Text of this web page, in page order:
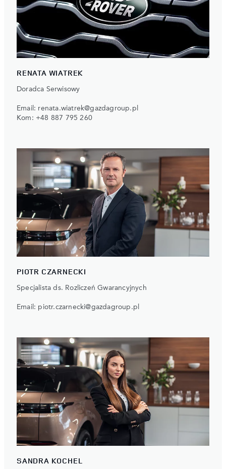
RENATA WIATREK
Doradca Serwisowy
Email: renata.wiatrek@gazdagroup.pl
Kom: +48 887 795 260
PIOTR CZARNECKI
Specjalista ds. Rozliczeń Gwarancyjnych
Email: piotr.czarnecki@gazdagroup.pl
SANDRA KOCHEL